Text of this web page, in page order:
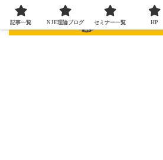
記事一覧 NJE理論ブログ セミナー一覧 HP